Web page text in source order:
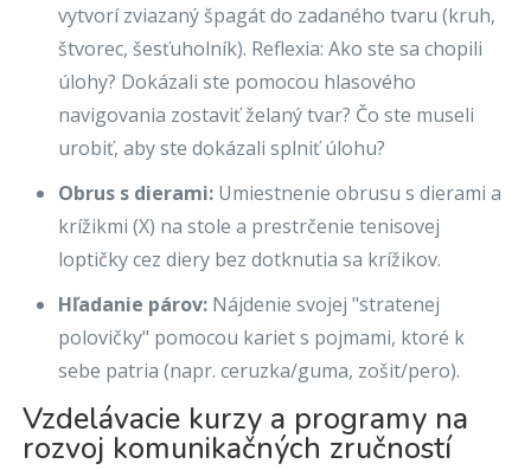
vytvorí zviazaný špagát do zadaného tvaru (kruh,
štvorec, šesťuholník). Reflexia: Ako ste sa chopili
úlohy? Dokázali ste pomocou hlasového
navigovania zostaviť želaný tvar? Čo ste museli
urobiť, aby ste dokázali splniť úlohu?
Obrus s dierami: Umiestnenie obrusu s dierami a
krížikmi (X) na stole a prestrčenie tenisovej
loptičky cez diery bez dotknutia sa krížikov.
Hľadanie párov: Nájdenie svojej "stratenej
polovičky" pomocou kariet s pojmami, ktoré k
sebe patria (napr. ceruzka/guma, zošit/pero).
Vzdelávacie kurzy a programy na
rozvoj komunikačných zručností